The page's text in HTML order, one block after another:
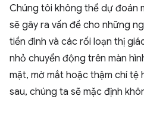
Chúng tôi không thể dự đoán
sẽ gây ra vấn đề cho những
tiền đình và các rối loạn thị
nhỏ chuyển động trên màn
mặt, mờ mắt hoặc thậm chí tệ
sau, chúng ta sẽ mặc định